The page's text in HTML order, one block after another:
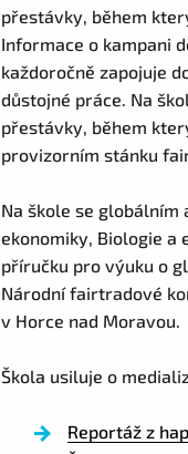
přestávky, během
Informace o kampani
každoročně zapojuje
důstojné práce. Na
přestávky, během
provizorním stánku
Na škole se globálním
ekonomiky, Biologie a
příručku pro výuku o
Národní fairtradové
v Horce nad Moravou.
Škola usiluje o
Reportáž z